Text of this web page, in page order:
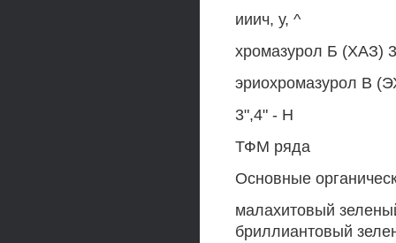
ииич, у, ^
хромазурол Б (ХАЗ)
эриохромазурол В
3",4" - Н
ТФМ ряда
Основные
малахитовый
бриллиантовый